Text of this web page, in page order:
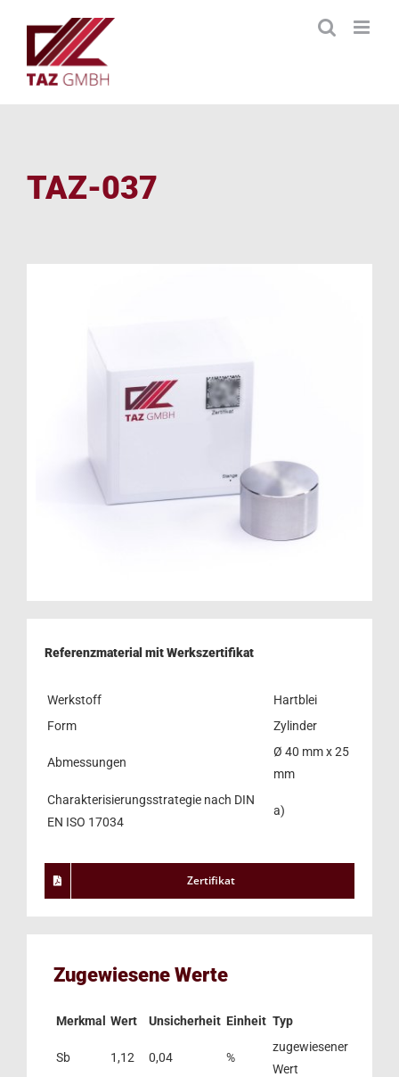
springen
TAZ-037
Referenzmaterial mit Werkszertifikat
Werkstoff
Hartblei
Form
Zylinder
Abmessungen
Ø 40 mm x 25
mm
Charakterisierungsstrategie nach DIN
EN ISO 17034
a)
Zertifikat
Zugewiesene Werte
Merkmal Wert Unsicherheit Einheit Typ
Sb 1,12 0,04 %
zugewiesener
Wert